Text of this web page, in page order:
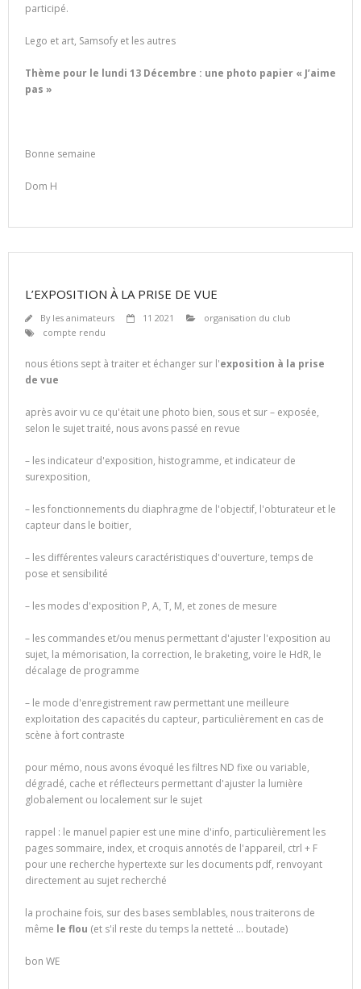
participé.
Lego et art, Samsofy et les autres
Thème pour le lundi 13 Décembre : une photo papier « J’aime
pas »
Bonne semaine
Dom H
L’EXPOSITION À LA PRISE DE VUE
By les animateurs 11 2021
organisation du club
compte rendu
nous étions sept à traiter et échanger sur l'exposition à la prise
de vue
après avoir vu ce qu'était une photo bien, sous et sur – exposée,
selon le sujet traité, nous avons passé en revue
– les indicateur d'exposition, histogramme, et indicateur de
surexposition,
– les fonctionnements du diaphragme de l'objectif, l'obturateur et le
capteur dans le boitier,
– les différentes valeurs caractéristiques d'ouverture, temps de
pose et sensibilité
– les modes d'exposition P, A, T, M, et zones de mesure
– les commandes et/ou menus permettant d'ajuster l'exposition au
sujet, la mémorisation, la correction, le braketing, voire le HdR, le
décalage de programme
– le mode d'enregistrement raw permettant une meilleure
exploitation des capacités du capteur, particulièrement en cas de
scène à fort contraste
pour mémo, nous avons évoqué les filtres ND fixe ou variable,
dégradé, cache et réflecteurs permettant d'ajuster la lumière
globalement ou localement sur le sujet
rappel : le manuel papier est une mine d'info, particulièrement les
pages sommaire, index, et croquis annotés de l'appareil, ctrl + F
pour une recherche hypertexte sur les documents pdf, renvoyant
directement au sujet recherché
la prochaine fois, sur des bases semblables, nous traiterons de
même le flou (et s'il reste du temps la netteté … boutade)
bon WE